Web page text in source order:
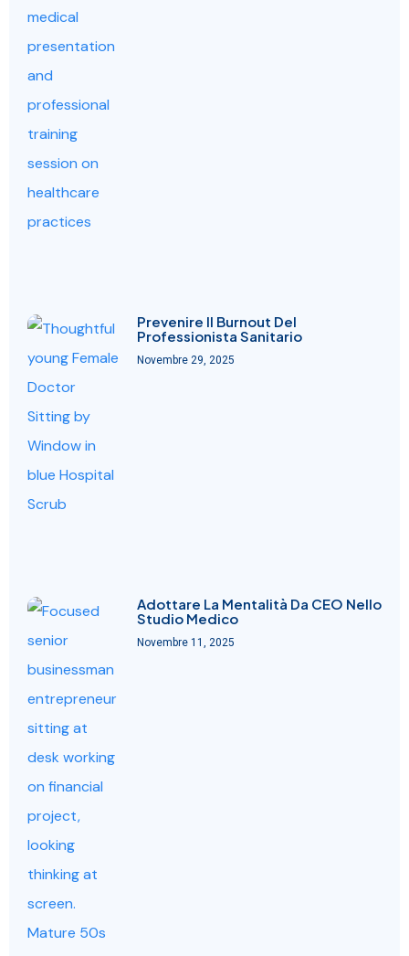
Prevenire Il Burnout Del
Professionista Sanitario
Novembre 29, 2025
Adottare La Mentalità Da CEO Nello
Studio Medico
Novembre 11, 2025